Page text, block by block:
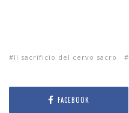
Il sacrificio del cervo sacro
FACEBOOK